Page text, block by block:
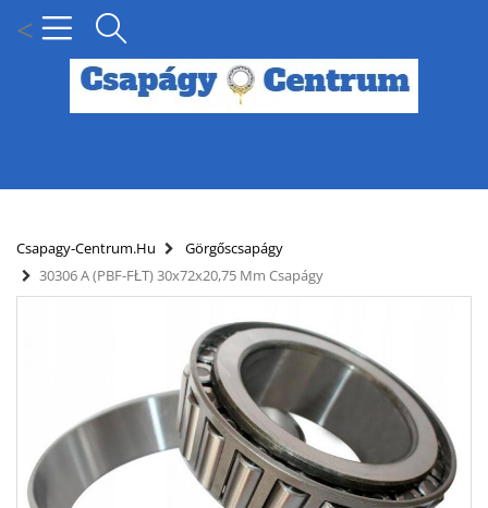
<
MENÜ
KÍNÁLATUNK
HÍREK
HOGYAN KERESSEN CSAPÁGY MÉRET SZERINT?
SZÁLLÍTÁSI INFORMÁCIÓK
PARTNERI KEDVEZMÉNYEK
KAPCSOLAT
Csapagy-Centrum.hu
Görgőscsapágy
30306 A (PBF-FŁT) 30x72x20,75 Mm Csapágy